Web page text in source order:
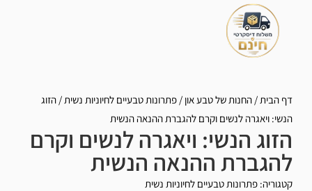
דף הבית/ החנות של טבע און / פתרונות טבעיים לחיוניות נשית/ הזוג
הנשי: ויאגרה לנשים וקרם להגברת ההנאה הנשית
הזוג הנשי: ויאגרה לנשים וקרם
להגברת ההנאה הנשית
קטגוריה: פתרונות טבעיים לחיוניות נשית